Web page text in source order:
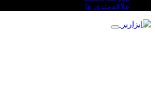
علاقه‌مندی ها